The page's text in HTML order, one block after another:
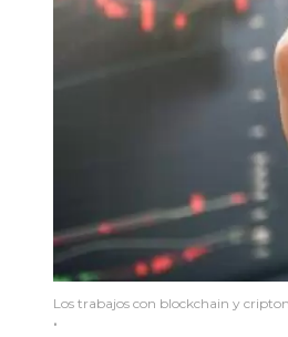
Los trabajos con blockchain y
.